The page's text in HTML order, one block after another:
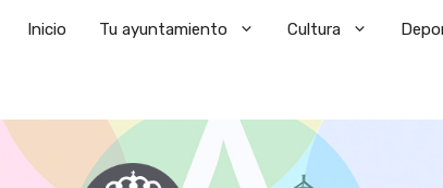
Inicio Tu ayuntamiento Cultura